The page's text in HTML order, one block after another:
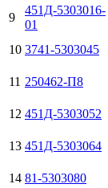
9
451Д-5303016-
01
10 3741-5303045
11 250462-П8
12 451Д-5303052
13 451Д-5303064
14 81-5303080